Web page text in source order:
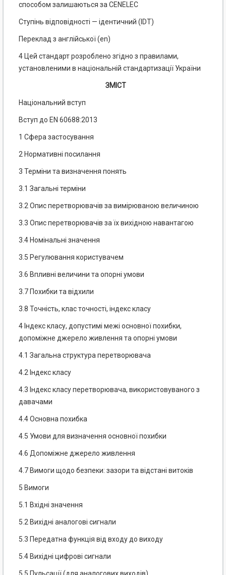
способом залишаються за CENELEC
Ступінь відповідності — ідентичний (IDT)
Переклад з англійської (en)
4 Цей стандарт розроблено згідно з правилами,
установленими в національній стандартизації України
ЗМІСТ
Національний вступ
Вступ до EN 60688:2013
1 Сфера застосування
2 Нормативні посилання
3 Терміни та визначення понять
3.1 Загальні терміни
3.2 Опис перетворювачів за вимірюваною величиною
3.3 Опис перетворювачів за їх вихідною навантагою
3.4 Номінальні значення
3.5 Регулювання користувачем
3.6 Впливні величини та опорні умови
3.7 Похибки та відхили
3.8 Точність, клас точності, індекс класу
4 Індекс класу, допустимі межі основної похибки,
допоміжне джерело живлення та опорні умови
4.1 Загальна структура перетворювача
4.2 Індекс класу
4.3 Індекс класу перетворювача, використовуваного з
давачами
4.4 Основна похибка
4.5 Умови для визначення основної похибки
4.6 Допоміжне джерело живлення
4.7 Вимоги щодо безпеки: зазори та відстані витоків
5 Вимоги
5.1 Вхідні значення
5.2 Вихідні аналогові сигнали
5.3 Передатна функція від входу до виходу
5.4 Вихідні цифрові сигнали